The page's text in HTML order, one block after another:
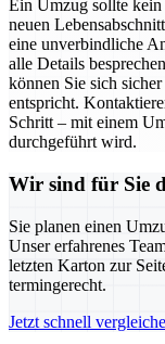
Ein Umzug sollte kein
neuen
eine unverbindliche
alle Details
können Sie sich
entspricht.
Schritt – mit einem
durchgeführt wird.
Wir sind für Sie
Sie planen einen
Unser erfahrenes
letzten Karton zur
termingerecht.
Jetzt schnell